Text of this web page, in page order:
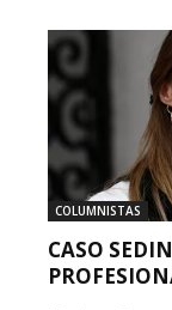
COLUMNISTAS
CASO